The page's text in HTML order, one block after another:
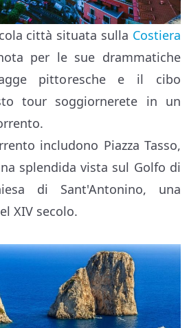
città situata sulla Costiera
per le sue drammatiche
pittoresche e il cibo
tour soggiornerete in un
includono Piazza Tasso,
splendida vista sul Golfo di
di Sant'Antonino, una
XIV secolo.